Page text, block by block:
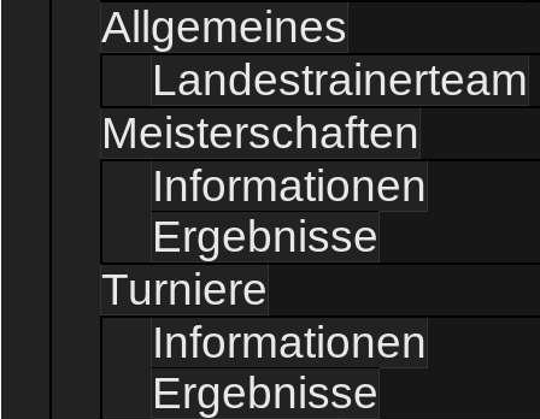
Allgemeines
Landestrainerteam
Meisterschaften
Informationen
Ergebnisse
Turniere
Informationen
Ergebnisse